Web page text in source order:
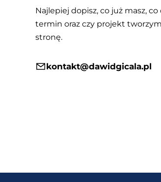
Najlepiej dopisz, co już masz,
termin oraz czy projekt
stronę.
kontakt@dawidgicala.pl